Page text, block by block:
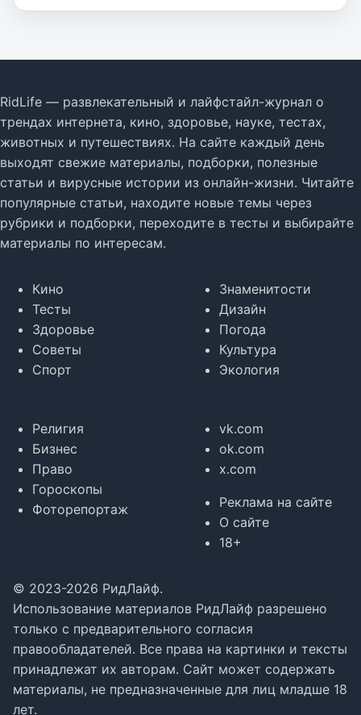
RidLife — развлекательный и лайфстайл-журнал о
трендах интернета, кино, здоровье, науке, тестах,
животных и путешествиях. На сайте каждый день
выходят свежие материалы, подборки, полезные
статьи и вирусные истории из онлайн-жизни. Читайте
популярные статьи, находите новые темы через
рубрики и подборки, переходите в тесты и выбирайте
материалы по интересам.
Кино
Тесты
Здоровье
Советы
Спорт
Знаменитости
Дизайн
Погода
Культура
Экология
Религия
Бизнес
Право
Гороскопы
Фоторепортаж
vk.com
ok.com
x.com
Реклама на сайте
О сайте
18+
© 2023-2026 РидЛайф.
Использование материалов РидЛайф разрешено
только с предварительного согласия
правообладателей. Все права на картинки и тексты
принадлежат их авторам. Сайт может содержать
материалы, не предназначенные для лиц младше 18
лет.